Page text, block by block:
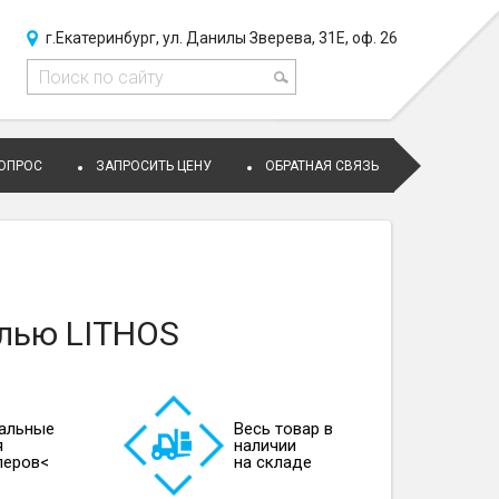
г.Екатеринбург, ул. Данилы Зверева, 31Е, оф. 26
ЗАПРОСИТЬ ЦЕНУ ОБРАТНАЯ СВЯЗЬ
LITHOS
Весь товар в
наличии
на складе